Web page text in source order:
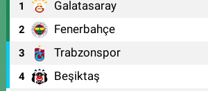
1 Galatasaray
2 Fenerbahçe
3 Trabzonspor
4 Beşiktaş